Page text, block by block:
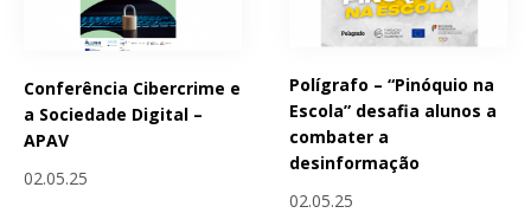
Conferência Cibercrime e
a Sociedade Digital –
APAV
02.05.25
Polígrafo – “Pinóquio na
Escola” desafia alunos a
combater a
desinformação
02.05.25